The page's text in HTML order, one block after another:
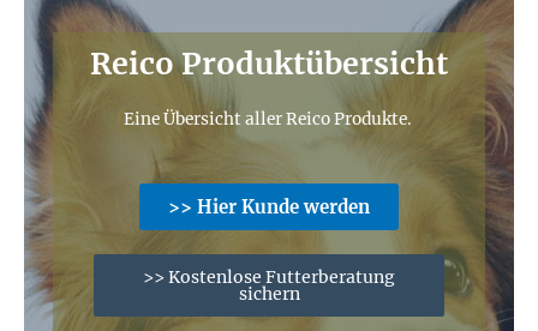
Reico Produktübersicht
Eine Übersicht aller Reico Produkte.
>> Hier Kunde werden
>> Kostenlose Futterberatung
sichern